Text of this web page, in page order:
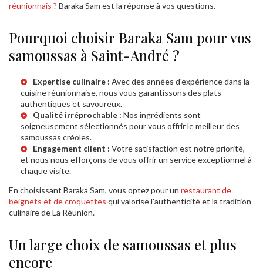
réunionnais ? Baraka Sam est la réponse à vos questions.
Pourquoi choisir Baraka Sam pour vos
samoussas à Saint-André ?
Expertise culinaire : Avec des années d'expérience dans la
cuisine réunionnaise, nous vous garantissons des plats
authentiques et savoureux.
Qualité irréprochable : Nos ingrédients sont
soigneusement sélectionnés pour vous offrir le meilleur des
samoussas créoles.
Engagement client : Votre satisfaction est notre priorité,
et nous nous efforçons de vous offrir un service exceptionnel à
chaque visite.
En choisissant Baraka Sam, vous optez pour un restaurant de
beignets et de croquettes qui valorise l'authenticité et la tradition
culinaire de La Réunion.
Un large choix de samoussas et plus
encore